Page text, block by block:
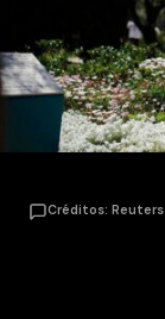
Créditos: Reuters